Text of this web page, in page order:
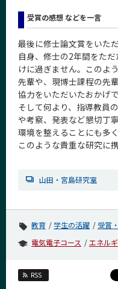
受賞の感想 などを一言
最後に修士論文賞をいた
自身、修士の2年間をた
けに過ぎません。このよ
先輩や、現博士課程の先
協力をいただいたおかげで
そして何より、指導教員
や考察、発表など懇切丁
環境を整えることにも多
このような貴重な研究に
山田・宮島研究室
教育 学生の活躍
受賞
電気電子コース
エネル
RSS